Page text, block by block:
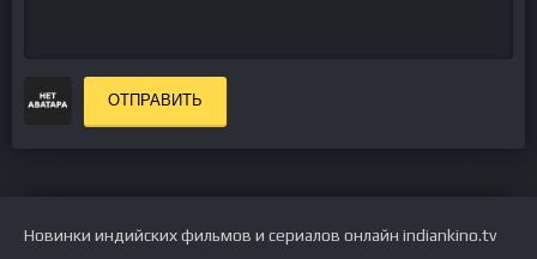
ОТПРАВИТЬ
Новинки индийских фильмов и сериалов онлайн indiankino.tv